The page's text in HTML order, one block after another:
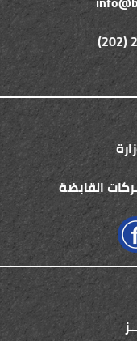
القابضة